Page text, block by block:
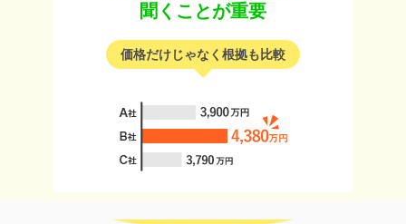
聞くことが重要
価格だけじゃなく根拠も比較